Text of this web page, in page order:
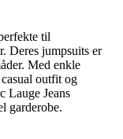
til
Deres jumpsuits er
Med enkle
outfit og
Lauge Jeans
garderobe.